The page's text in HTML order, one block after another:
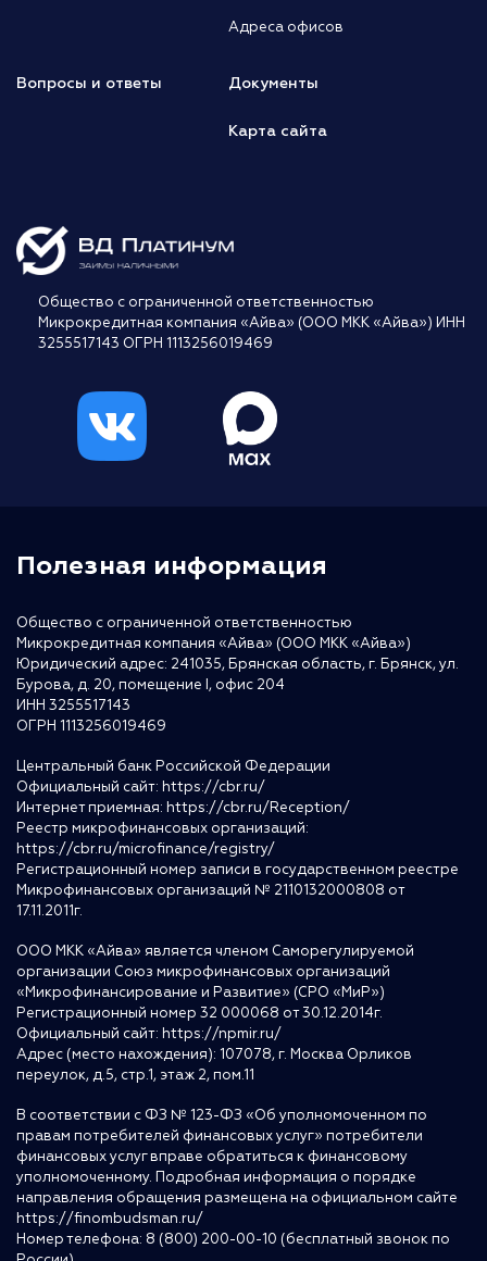
Адреса офисов
Вопросы и ответы Документы
Карта сайта
Общество с ограниченной ответственностью
Микрокредитная компания «Айва» (ООО МКК «Айва») ИНН
3255517143 ОГРН 1113256019469
Полезная информация
Общество с ограниченной ответственностью
Микрокредитная компания «Айва» (ООО МКК «Айва»)
Юридический адрес: 241035, Брянская область, г. Брянск, ул.
Бурова, д. 20, помещение I, офис 204
ИНН 3255517143
ОГРН 1113256019469
Центральный банк Российской Федерации
Официальный сайт: https://cbr.ru/
Интернет приемная: https://cbr.ru/Reception/
Реестр микрофинансовых организаций:
https://cbr.ru/microfinance/registry/
Регистрационный номер записи в государственном реестре
Микрофинансовых организаций № 2110132000808 от
17.11.2011г.
ООО МКК «Айва» является членом Саморегулируемой
организации Союз микрофинансовых организаций
«Микрофинансирование и Развитие» (СРО «МиР»)
Регистрационный номер 32 000068 от 30.12.2014г.
Официальный сайт: https://npmir.ru/
Адрес (место нахождения): 107078, г. Москва Орликов
переулок, д.5, стр.1, этаж 2, пом.11
В соответствии с ФЗ № 123-ФЗ «Об уполномоченном по
правам потребителей финансовых услуг» потребители
финансовых услуг вправе обратиться к финансовому
уполномоченному. Подробная информация о порядке
направления обращения размещена на официальном сайте
https://finombudsman.ru/
Номер телефона: 8 (800) 200-00-10 (бесплатный звонок по